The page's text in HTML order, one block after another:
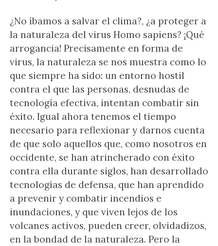
¿No íbamos a salvar el clima?, ¿a proteger a
la naturaleza del virus Homo sapiens? ¡Qué
arrogancia! Precisamente en forma de
virus, la naturaleza se nos muestra como lo
que siempre ha sido: un entorno hostil
contra el que las personas, desnudas de
tecnología efectiva, intentan combatir sin
éxito. Igual ahora tenemos el tiempo
necesario para reflexionar y darnos cuenta
de que solo aquellos que, como nosotros en
occidente, se han atrincherado con éxito
contra ella durante siglos, han desarrollado
tecnologías de defensa, que han aprendido
a prevenir y combatir incendios e
inundaciones, y que viven lejos de los
volcanes activos, pueden creer, olvidadizos,
en la bondad de la naturaleza. Pero la